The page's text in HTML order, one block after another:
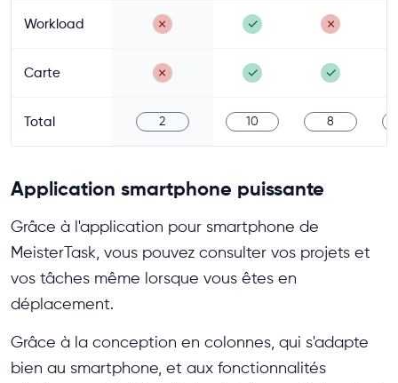
Workload ✗ ✓ ✗
Carte ✗ ✓ ✓
Total 2 10 8
Application smartphone puissante
Grâce à l'application pour smartphone de
MeisterTask, vous pouvez consulter vos projets et
vos tâches même lorsque vous êtes en
déplacement.
Grâce à la conception en colonnes, qui s'adapte
bien au smartphone, et aux fonctionnalités